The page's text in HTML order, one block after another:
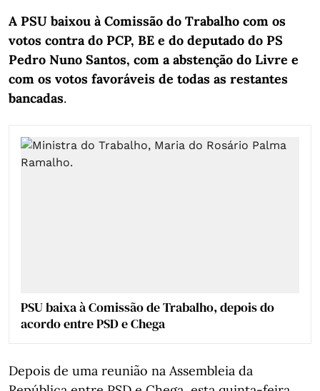
A PSU baixou à Comissão do Trabalho com os
votos contra do PCP, BE e do deputado do PS
Pedro Nuno Santos, com a abstenção do Livre e
com os votos favoráveis de todas as restantes
bancadas.
PSU baixa à Comissão de Trabalho, depois do
acordo entre PSD e Chega
Depois de uma reunião na Assembleia da